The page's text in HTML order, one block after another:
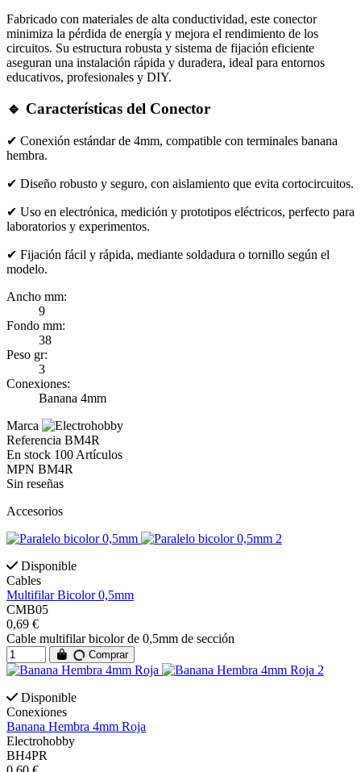
Fabricado con materiales de alta conductividad, este conector
minimiza la pérdida de energía y mejora el rendimiento de los
circuitos. Su estructura robusta y sistema de fijación eficiente
aseguran una instalación rápida y duradera, ideal para entornos
educativos, profesionales y DIY.
🔹 Características del Conector
✔ Conexión estándar de 4mm, compatible con terminales banana
hembra.
✔ Diseño robusto y seguro, con aislamiento que evita cortocircuitos.
✔ Uso en electrónica, medición y prototipos eléctricos, perfecto para
laboratorios y experimentos.
✔ Fijación fácil y rápida, mediante soldadura o tornillo según el
modelo.
Ancho mm:
9
Fondo mm:
38
Peso gr:
3
Conexiones:
Banana 4mm
Marca
Referencia BM4R
En stock 100 Artículos
MPN BM4R
Sin reseñas
Accesorios
Disponible
Cables
Multifilar Bicolor 0,5mm
CMB05
0,69 €
Cable multifilar bicolor de 0,5mm de sección
Comprar
Disponible
Conexiones
Banana Hembra 4mm Roja
Electrohobby
BH4PR